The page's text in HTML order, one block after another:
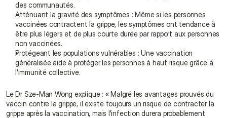
des communautés.
Atténuant la gravité des symptômes : Même si les personnes
vaccinées contractent la grippe, les symptômes ont tendance à
être plus légers et de plus courte durée par rapport aux personnes
non vaccinées.
Protégeant les populations vulnérables : Une vaccination
généralisée aide à protéger les personnes à haut risque grâce à
l'immunité collective.
Le Dr Sze-Man Wong explique : « Malgré les avantages prouvés du
vaccin contre la grippe, il existe toujours un risque de contracter la
grippe après la vaccination, mais l'infection durera probablement